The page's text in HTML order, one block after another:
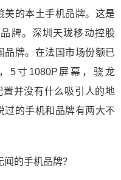
美的本土手机品牌。这是
牌。深圳天珑移动控股
品牌。在法国市场份额已
5寸1080P屏幕，骁龙
并没有什么吸引人的地
过的手机和品牌有两大不